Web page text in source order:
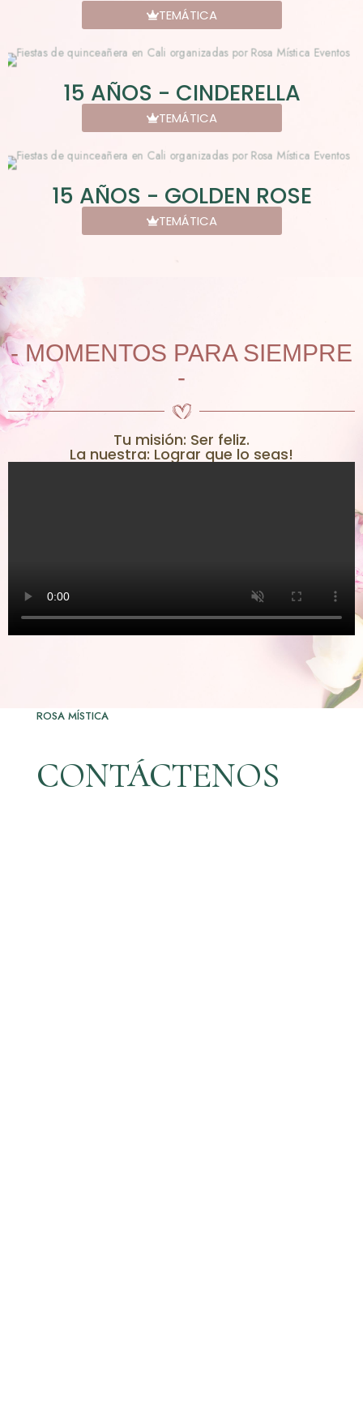
TEMÁTICA
15 AÑOS - CINDERELLA
TEMÁTICA
15 AÑOS - GOLDEN ROSE
TEMÁTICA
- MOMENTOS PARA SIEMPRE
-
Tu misión: Ser feliz.
La nuestra: Lograr que lo seas!
ROSA MÍSTICA
CONTÁCTENOS